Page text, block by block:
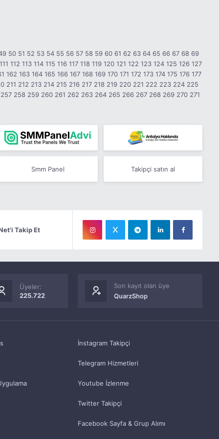
50 51 52 53 54 55 56 57 58 59 60 61 62 63 64 65 66 67 68 69
111 112 113 114 115 116 117 118 119 120 121 122 123 124 125 126 127
162 163 164 165 166 167 168 169 170 171 172 173 174 175 176 177
211 212 213 214 215 216 217 218 219 220 221 222 223 224 225
257 258 259 260 261 262 263 264 265 266 267 268 269 270 271
Smm Panel Takipçi satın al
Takip Et
Üyeler:
225.722
Son kayıt olan üye
QuarzShop
İnstagram Takipçi
Telegram Hizmetleri
Youtube İzlenme
Twitter Takipçi
Facebook Sayfa & Grup Alımı